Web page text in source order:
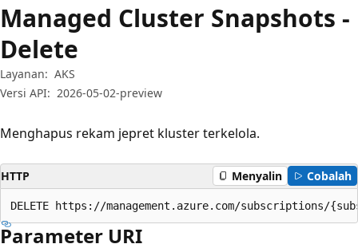
Managed Cluster Snapshots -
Delete
Layanan: AKS
Versi API: 2026-05-02-preview
Menghapus rekam jepret kluster terkelola.
HTTP Menyalin Cobalah
DELETE https://management.azure.com/subscriptions/
Parameter URI